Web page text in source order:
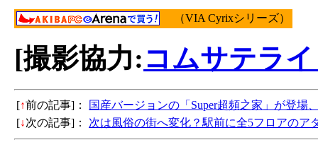
（VIA Cyrixシリーズ）
[撮影協力:コムサテラ
[↑前の記事]：
国産バージョンの「Super超頻之家」が登場
[↓次の記事]： 次は風俗の街へ変化？駅前に全5フロアのア